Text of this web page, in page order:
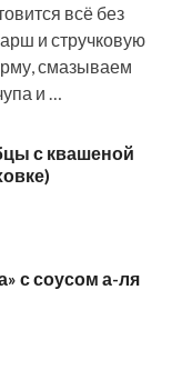
всё без
и стручковую
смазываем
и …
с квашеной
с соусом а-ля